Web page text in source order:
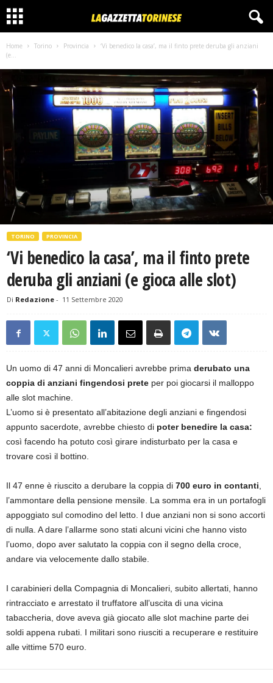
Home Torino Provincia
‘Vi benedico la casa’, ma il finto prete deruba gli anziani
(e...
TORINO PROVINCIA
‘Vi benedico la casa’, ma il finto prete
deruba gli anziani (e gioca alle slot)
Di Redazione - 11 Settembre 2020
Un uomo di 47 anni di Moncalieri avrebbe prima derubato una
coppia di anziani fingendosi prete per poi giocarsi il malloppo
alle slot machine.
L’uomo si è presentato all’abitazione degli anziani e fingendosi
appunto sacerdote, avrebbe chiesto di poter benedire la casa:
così facendo ha potuto così girare indisturbato per la casa e
trovare così il bottino.
Il 47 enne è riuscito a derubare la coppia di 700 euro in contanti,
l’ammontare della pensione mensile. La somma era in un portafogli
appoggiato sul comodino del letto. I due anziani non si sono accorti
di nulla. A dare l’allarme sono stati alcuni vicini che hanno visto
l’uomo, dopo aver salutato la coppia con il segno della croce,
andare via velocemente dallo stabile.
I carabinieri della Compagnia di Moncalieri, subito allertati, hanno
rintracciato e arrestato il truffatore all’uscita di una vicina
tabaccheria, dove aveva già giocato alle slot machine parte dei
soldi appena rubati. I militari sono riusciti a recuperare e restituire
alle vittime 570 euro.